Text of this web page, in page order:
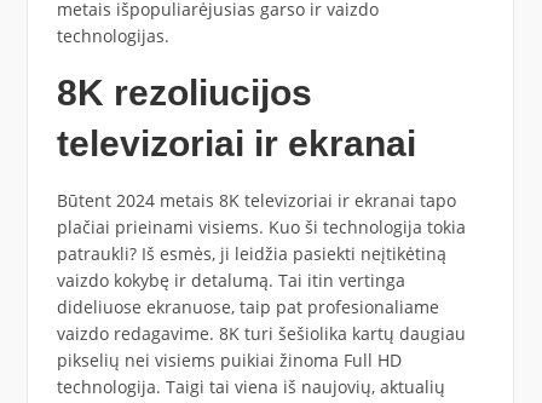
metais išpopuliarėjusias garso ir vaizdo
technologijas.
8K rezoliucijos
televizoriai ir ekranai
Būtent 2024 metais 8K televizoriai ir ekranai tapo
plačiai prieinami visiems. Kuo ši technologija tokia
patraukli? Iš esmės, ji leidžia pasiekti neįtikėtiną
vaizdo kokybę ir detalumą. Tai itin vertinga
dideliuose ekranuose, taip pat profesionaliame
vaizdo redagavime. 8K turi šešiolika kartų daugiau
pikselių nei visiems puikiai žinoma Full HD
technologija. Taigi tai viena iš naujovių, aktualių